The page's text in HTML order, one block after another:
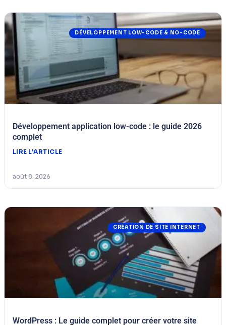
DÉVELOPPEMENT LOW-CODE & NO-CODE
Développement application low-code : le guide 2026
complet
LIRE L'ARTICLE
août 8, 2026
CRÉATION DE SITE INTERNET
WordPress : Le guide complet pour créer votre site